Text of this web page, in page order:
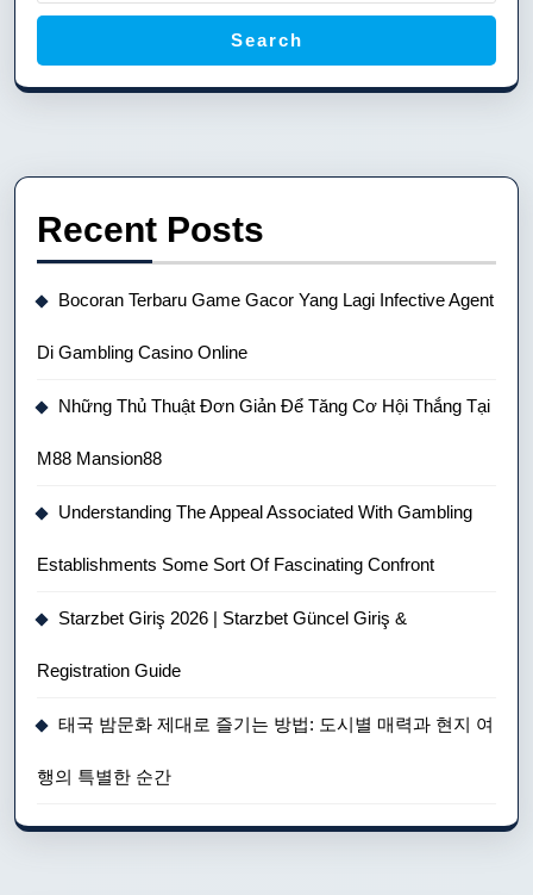
Search
Recent Posts
Bocoran Terbaru Game Gacor Yang Lagi Infective Agent
Di Gambling Casino Online
Những Thủ Thuật Đơn Giản Để Tăng Cơ Hội Thắng Tại
M88 Mansion88
Understanding The Appeal Associated With Gambling
Establishments Some Sort Of Fascinating Confront
Starzbet Giriş 2026 | Starzbet Güncel Giriş &
Registration Guide
태국 밤문화 제대로 즐기는 방법: 도시별 매력과 현지 여
행의 특별한 순간